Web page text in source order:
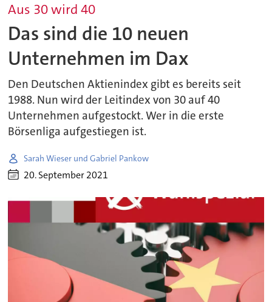
Aus 30 wird 40
Das sind die 10 neuen
Unternehmen im Dax
Den Deutschen Aktienindex gibt es bereits seit
1988. Nun wird der Leitindex von 30 auf 40
Unternehmen aufgestockt. Wer in die erste
Börsenliga aufgestiegen ist.
Sarah Wieser und Gabriel Pankow
20. September 2021